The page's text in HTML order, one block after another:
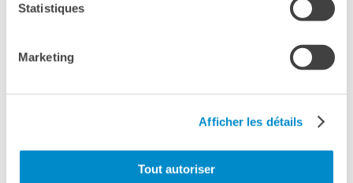
Statistiques
Marketing
Afficher les détails
Tout autoriser
5 VO­CA­BO­LI UTI­LIZ­ZA­TI NEL FRAN­CE­SE
5 PA­RO­LE FRAN­CE­SI CHE HANNO UN SI­GNI­FI­CA­TO
DI­VER­SO CON L’AC­CEN­TO CIR­CON­FLES­SO